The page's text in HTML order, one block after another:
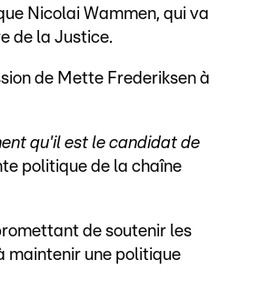
Nicolai Wammen, qui va
de la Justice.
de Mette Frederiksen à
qu'il est le candidat de
politique de la chaîne
de soutenir les
maintenir une politique